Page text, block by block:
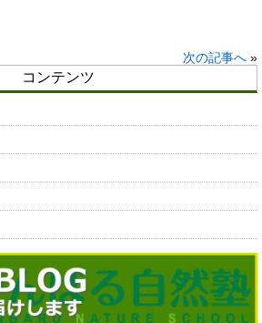
次の記事へ »
コンテンツ